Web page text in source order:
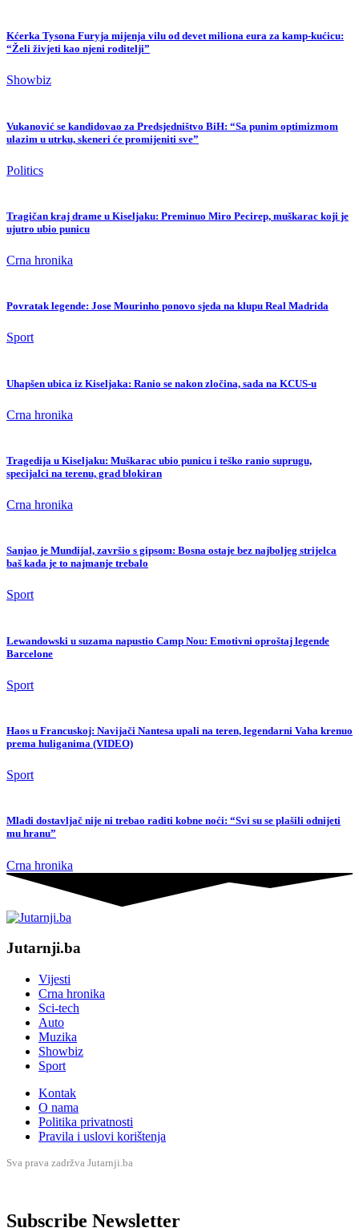
Kćerka Tysona Furyja mijenja vilu od devet miliona eura za kamp-kućicu:
“Želi živjeti kao njeni roditelji”
Showbiz
Vukanović se kandidovao za Predsjedništvo BiH: “Sa punim optimizmom
ulazim u utrku, skeneri će promijeniti sve”
Politics
Tragičan kraj drame u Kiseljaku: Preminuo Miro Pecirep, muškarac koji je
ujutro ubio punicu
Crna hronika
Povratak legende: Jose Mourinho ponovo sjeda na klupu Real Madrida
Sport
Uhapšen ubica iz Kiseljaka: Ranio se nakon zločina, sada na KCUS-u
Crna hronika
Tragedija u Kiseljaku: Muškarac ubio punicu i teško ranio suprugu,
specijalci na terenu, grad blokiran
Crna hronika
Sanjao je Mundijal, završio s gipsom: Bosna ostaje bez najboljeg strijelca
baš kada je to najmanje trebalo
Sport
Lewandowski u suzama napustio Camp Nou: Emotivni oproštaj legende
Barcelone
Sport
Haos u Francuskoj: Navijači Nantesa upali na teren, legendarni Vaha krenuo
prema huliganima (VIDEO)
Sport
Mladi dostavljač nije ni trebao raditi kobne noći: “Svi su se plašili odnijeti
mu hranu”
Crna hronika
Jutarnji.ba
Vijesti
Crna hronika
Sci-tech
Auto
Muzika
Showbiz
Sport
Kontak
O nama
Politika privatnosti
Pravila i uslovi korištenja
Sva prava zadržva Jutarnji.ba
Subscribe Newsletter